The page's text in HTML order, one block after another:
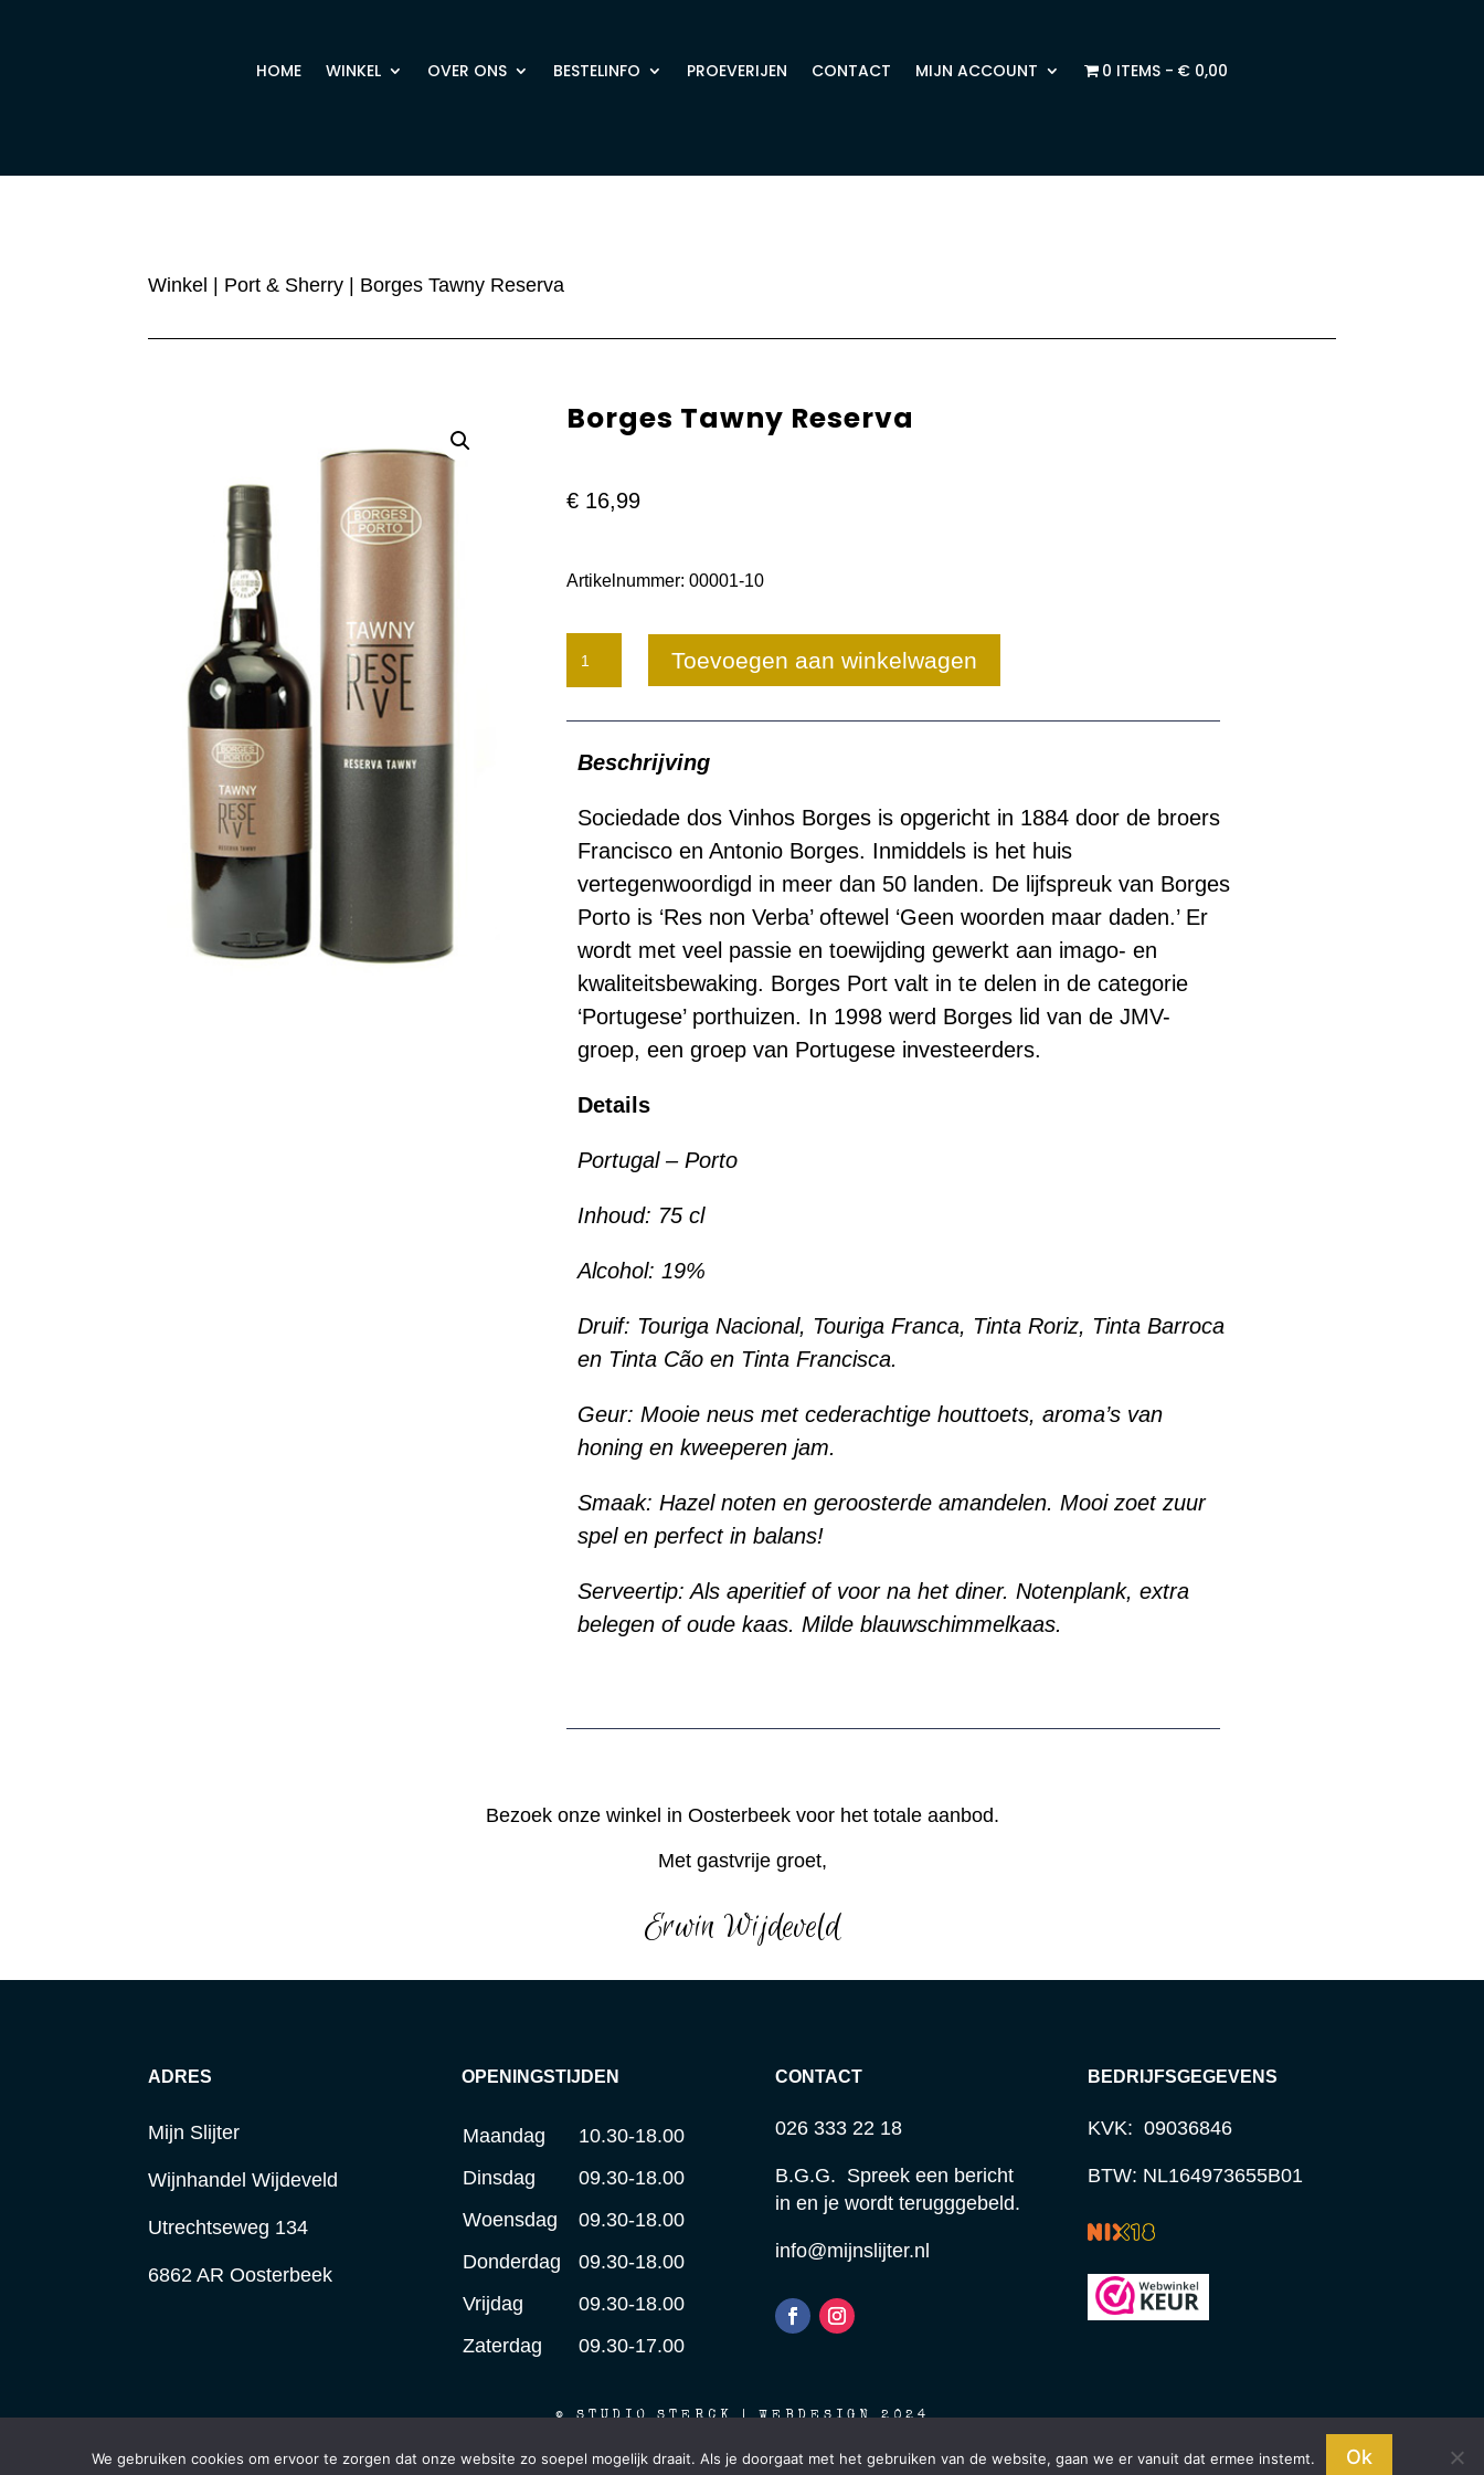
HOME WINKEL OVER ONS BESTELINFO PROEVERIJEN CONTACT MIJN ACCOUNT 0 ITEMS € 0,00
Winkel Port & Sherry | Borges Tawny Reserva
Borges Tawny Reserva
€16,99
Artikelnummer: 00001-10
Borges
Tawny
aantal
Toevoegen aan winkelwagen
Beschrijving
Sociedade dos Vinhos Borges is opgericht in 1884 door de broers
Francisco en Antonio Borges. Inmiddels is het huis
vertegenwoordigd in meer dan 50 landen. De lijfspreuk van Borges
Porto is ‘Res non Verba’ oftewel ‘Geen woorden maar daden.’ Er
wordt met veel passie en toewijding gewerkt aan imago- en
kwaliteitsbewaking. Borges Port valt in te delen in de categorie
‘Portugese’ porthuizen. In 1998 werd Borges lid van de JMV-
groep, een groep van Portugese investeerders.
Details
Portugal – Porto
Inhoud: 75 cl
Alcohol: 19%
Druif: Touriga Nacional, Touriga Franca, Tinta Roriz, Tinta Barroca
en Tinta Cão en Tinta Francisca.
Geur: Mooie neus met cederachtige houttoets, aroma’s van
honing en kweeperen jam.
Smaak: Hazel noten en geroosterde amandelen. Mooi zoet zuur
spel en perfect in balans!
Serveertip: Als aperitief of voor na het diner. Notenplank, extra
belegen of oude kaas. Milde blauwschimmelkaas.
Bezoek onze winkel in Oosterbeek voor het totale aanbod.
Met gastvrije groet,
Erwin Wijdeveld
ADRES
Mijn Slijter
Wijnhandel Wijdeveld
Utrechtseweg 134
6862 AR Oosterbeek
OPENINGSTIJDEN
Maandag
10.30-18.00
Dinsdag
09.30-18.00
Woensdag
09.30-18.00
Donderdag
09.30-18.00
Vrijdag
09.30-18.00
Zaterdag
09.30-17.00
CONTACT
026 333 22 18
B.G.G. Spreek een bericht
in en je wordt terugggebeld.
info@mijnslijter.nl
BEDRIJFSGEGEVENS
KVK: 09036846
BTW: NL164973655B01
© STUDIO STERCK | WEBDESIGN 2024
We gebruiken cookies om ervoor te zorgen dat onze website zo soepel mogelijk draait. Als je doorgaat met het gebruiken van de website, gaan we er vanuit dat ermee instemt. Ok